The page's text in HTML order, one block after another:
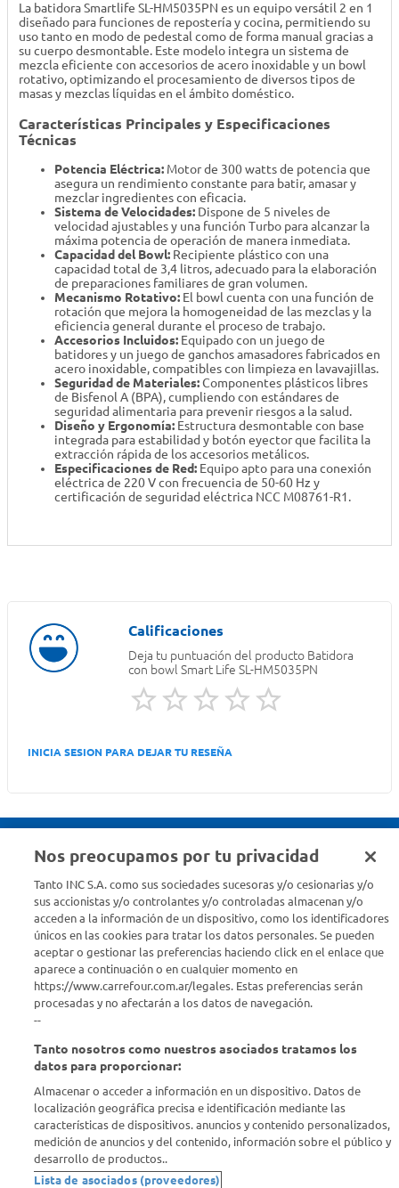
La batidora Smartlife SL-HM5035PN es un equipo versátil 2 en 1
diseñado para funciones de repostería y cocina, permitiendo su
uso tanto en modo de pedestal como de forma manual gracias a
su cuerpo desmontable. Este modelo integra un sistema de
mezcla eficiente con accesorios de acero inoxidable y un bowl
rotativo, optimizando el procesamiento de diversos tipos de
masas y mezclas líquidas en el ámbito doméstico.
Características Principales y Especificaciones
Técnicas
Potencia Eléctrica: Motor de 300 watts de potencia que
asegura un rendimiento constante para batir, amasar y
mezclar ingredientes con eficacia.
Sistema de Velocidades: Dispone de 5 niveles de
velocidad ajustables y una función Turbo para alcanzar la
máxima potencia de operación de manera inmediata.
Capacidad del Bowl: Recipiente plástico con una
capacidad total de 3,4 litros, adecuado para la elaboración
de preparaciones familiares de gran volumen.
Mecanismo Rotativo: El bowl cuenta con una función de
rotación que mejora la homogeneidad de las mezclas y la
eficiencia general durante el proceso de trabajo.
Accesorios Incluidos: Equipado con un juego de
batidores y un juego de ganchos amasadores fabricados en
acero inoxidable, compatibles con limpieza en lavavajillas.
Seguridad de Materiales:Componentes plásticos libres
de Bisfenol A (BPA), cumpliendo con estándares de
seguridad alimentaria para prevenir riesgos a la salud.
Diseño y Ergonomía: Estructura desmontable con base
integrada para estabilidad y botón eyector que facilita la
extracción rápida de los accesorios metálicos.
Especificaciones de Red: Equipo apto para una conexión
eléctrica de 220 V con frecuencia de 50-60 Hz y
certificación de seguridad eléctrica NCC M08761-R1.
Deja tu puntuación del producto Batidora
con bowl Smart Life SL-HM5035PN
INICIA SESION PARA DEJAR TU RESEÑA
Estamos para ayudarte
¿Tenés una consulta? Comunicate con nosotros acá
Descubrí Carrefour
Conocenos
Info útil
Comprá Online
Nos preocupamos por tu privacidad
Tanto INC S.A. como sus sociedades sucesoras y/o cesionarias y/o
sus accionistas y/o controlantes y/o controladas almacenan y/o
acceden a la información de un dispositivo, como los identificadores
únicos en las cookies para tratar los datos personales. Se pueden
aceptar o gestionar las preferencias haciendo click en el enlace que
aparece a continuación o en cualquier momento en
https://www.carrefour.com.ar/legales. Estas preferencias serán
procesadas y no afectarán a los datos de navegación.
--
Tanto nosotros como nuestros asociados tratamos los
datos para proporcionar:
Almacenar o acceder a información en un dispositivo. Datos de
localización geográfica precisa e identificación mediante las
características de dispositivos. anuncios y contenido personalizados,
medición de anuncios y del contenido, información sobre el público y
desarrollo de productos..
Lista de asociados (proveedores)